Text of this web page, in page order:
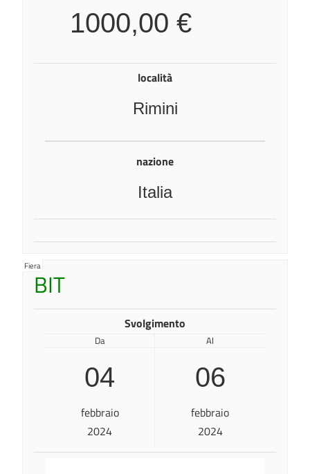
1000,00 €
località
Rimini
nazione
Italia
Fiera
BIT
Svolgimento
Da
04
febbraio
2024
Al
06
febbraio
2024